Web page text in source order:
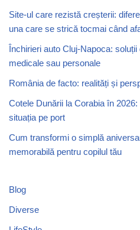
Site-ul care rezistă creșterii:
una care se strică tocmai când
Închirieri auto Cluj-Napoca:
medicale sau personale
România de facto: realități și
Cotele Dunării la Corabia în
situația pe port
Cum transformi o simplă
memorabilă pentru copilul tău
Blog
Diverse